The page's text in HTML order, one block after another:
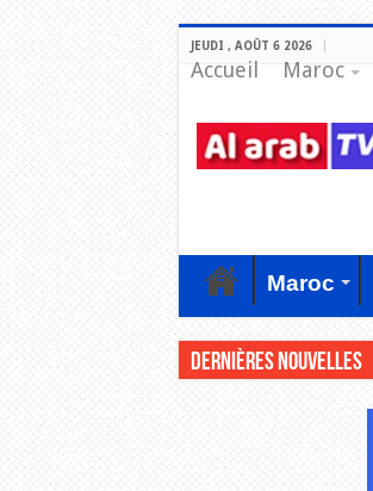
JEUDI , AOÛT 6 2026
Accueil Maroc
Maroc
Dernières nouvelles